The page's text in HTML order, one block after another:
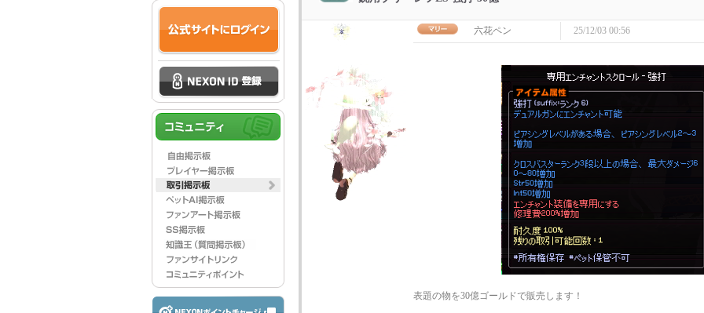
六花ペン 25/12/03 00:56
表題の物を30億ゴールドで販売します！